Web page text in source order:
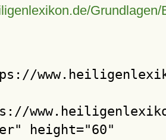
Grundlagen/
height="60"